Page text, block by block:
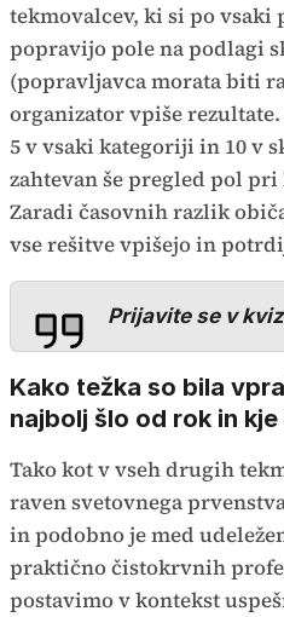
tekmovalcev, ki si po
popravijo pole na podlagi
(popravljavca morata biti
organizator vpiše
5 v vsaki kategoriji in 10 v
zahtevan še pregled pol
Zaradi časovnih razlik
vse rešitve vpišejo in
Prijavite se v
Kako težka so bila
najbolj šlo od rok in
Tako kot v vseh drugih
raven svetovnega
in podobno je med
praktično čistokrvnih
postavimo v kontekst